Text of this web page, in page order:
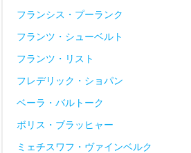
フランシス・プーランク
フランツ・シューベルト
フランツ・リスト
フレデリック・ショパン
ベーラ・バルトーク
ボリス・ブラッヒャー
ミェチスワフ・ヴァインベルク